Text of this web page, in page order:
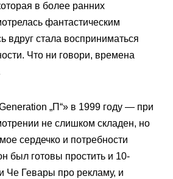
в более ранних
фантастическим
вдруг стала восприниматься
Что ни говори, времена
„П“» в 1999 году — при
не слишком складен, но
сердечко и потребности
был готовы простить и 10-
Че Гевары про рекламу, и